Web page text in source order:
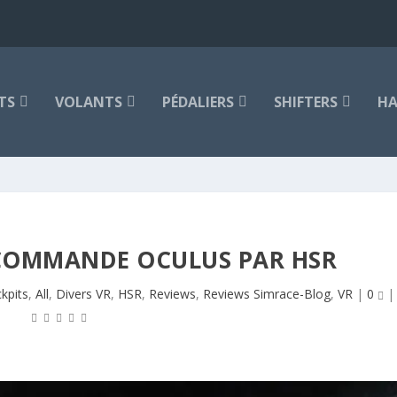
VOLANTS PÉDALIERS SHIFTERS
OCULUS PAR HSR
, All, Divers VR, HSR, Reviews, Reviews Simrace-Blog, VR| 0 |